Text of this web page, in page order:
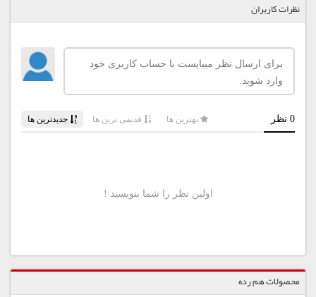
نظرات کاربران
محصولات هم رده